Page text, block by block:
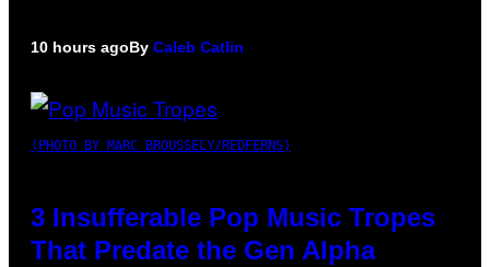
10 hours agoBy Caleb Catlin
(PHOTO BY MARC BROUSSELY/REDFERNS)
3 Insufferable Pop Music Tropes
That Predate the Gen Alpha